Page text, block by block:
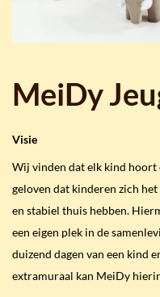
MeiDy
Visie
Wij vinden dat elk kind hoort
geloven dat kinderen zich het
en stabiel thuis hebben.
een eigen plek in de
duizend dagen van een kind
extramuraal kan MeiDy